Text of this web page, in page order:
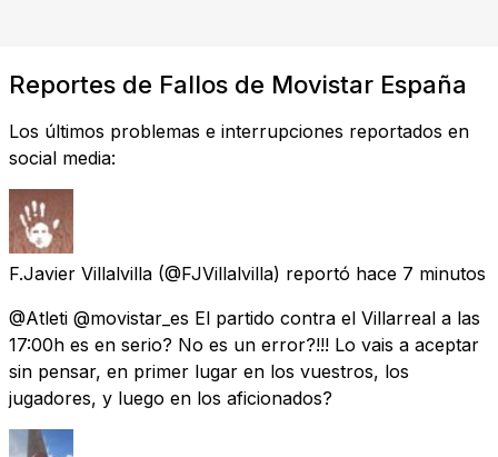
Reportes de Fallos de Movistar España
Los últimos problemas e interrupciones reportados en
social media:
F.Javier Villalvilla (@FJVillalvilla) reportó hace 7 minutos
@Atleti @movistar_es El partido contra el Villarreal a las
17:00h es en serio? No es un error?!!! Lo vais a aceptar
sin pensar, en primer lugar en los vuestros, los
jugadores, y luego en los aficionados?